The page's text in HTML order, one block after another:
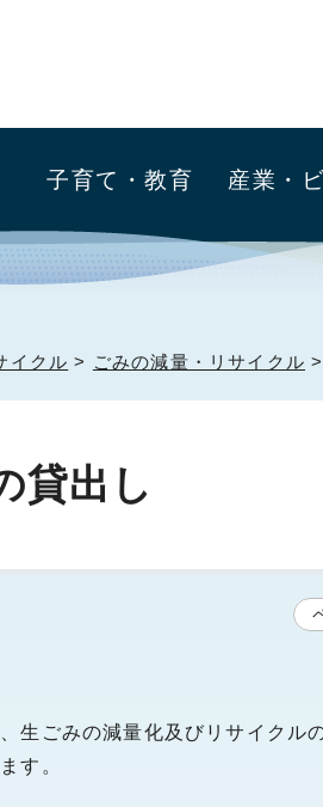
子育て・教育 産業・
イクル > ごみの減量・リサイクル
貸出し
生ごみの減量化及びリサイクル
す。